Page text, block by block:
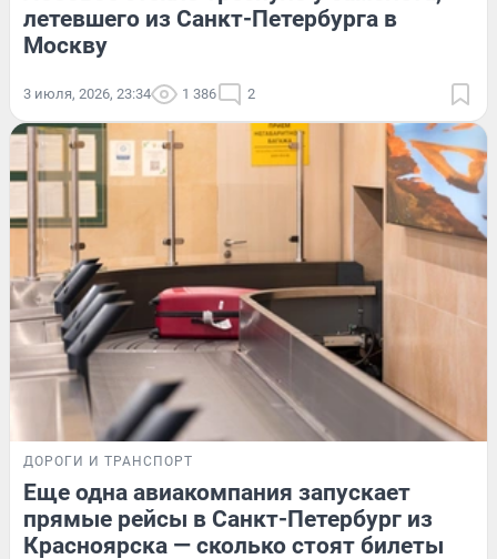
летевшего из Санкт-Петербурга в
Москву
3 июля, 2026, 23:34 1 386 2
ДОРОГИ И ТРАНСПОРТ
Еще одна авиакомпания запускает
прямые рейсы в Санкт-Петербург из
Красноярска — сколько стоят билеты